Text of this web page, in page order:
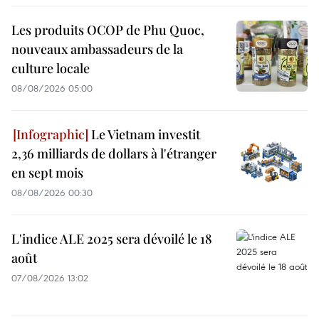
Les produits OCOP de Phu Quoc,
nouveaux ambassadeurs de la
culture locale
08/08/2026 05:00
Le Vietnam investit
2,36 milliards de dollars à l'étranger
en sept mois
08/08/2026 00:30
L'indice ALE 2025 sera dévoilé le 18
août
07/08/2026 13:02